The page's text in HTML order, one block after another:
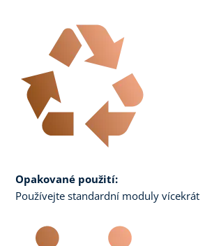
Opakované použití:
Používejte standardní moduly vícekrát